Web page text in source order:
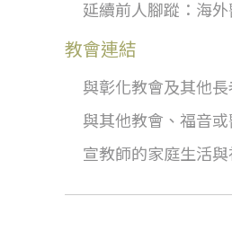
延續前人腳蹤：海
教會連結
與彰化教會及其他
與其他教會、福音
宣教師的家庭生活